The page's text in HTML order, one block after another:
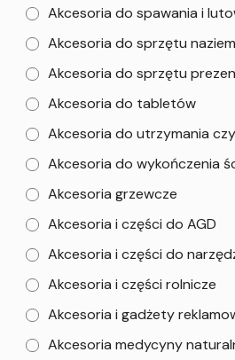
Akcesoria do spawania i
Akcesoria do sprzętu
Akcesoria do sprzętu
Akcesoria do tabletów
Akcesoria do utrzymania
Akcesoria do wykończenia
Akcesoria grzewcze
Akcesoria i części do AGD
Akcesoria i części do
Akcesoria i części rolnicze
Akcesoria i gadżety
Akcesoria medycyny